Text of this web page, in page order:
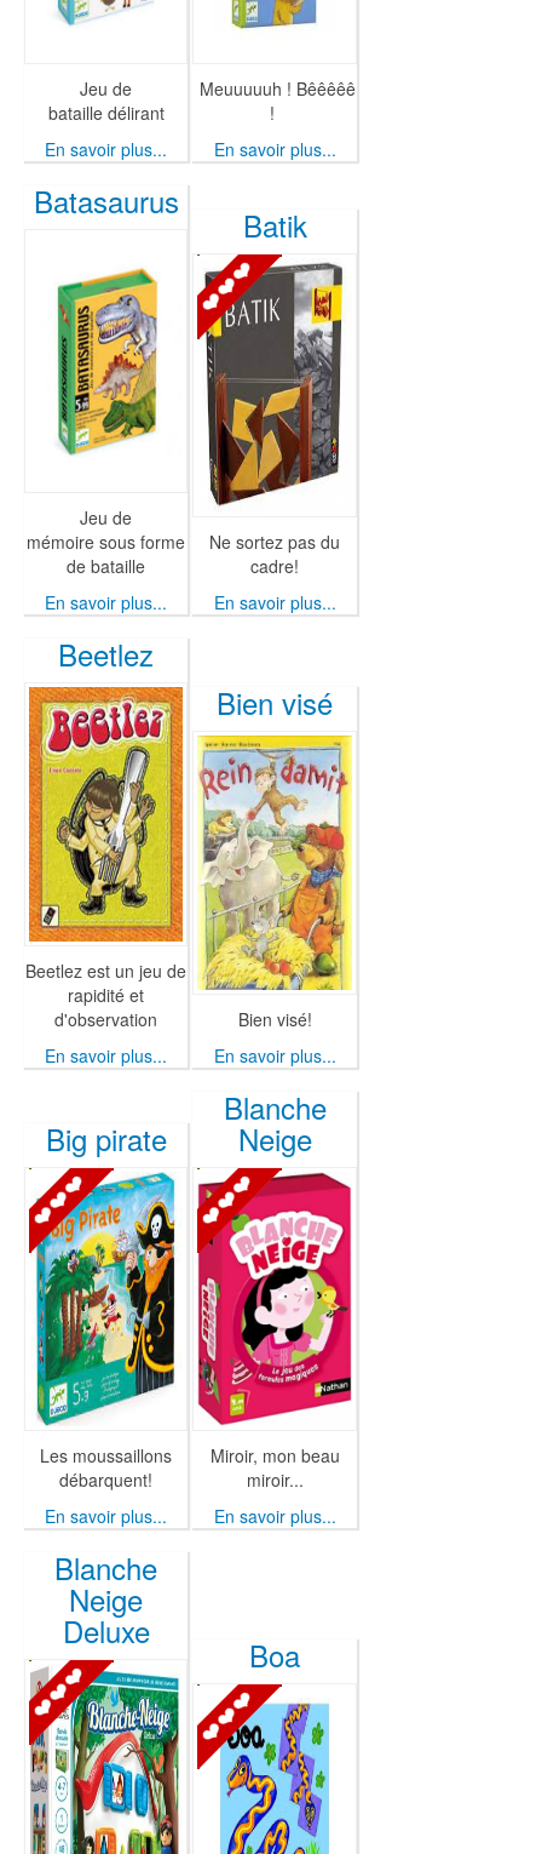
Jeu de
bataille délirant
En savoir plus...
Meuuuuuh ! Bêêêêê
!
En savoir plus...
Batasaurus
Jeu de
mémoire sous forme
de bataille
En savoir plus...
Batik
Ne sortez pas du
cadre!
En savoir plus...
Beetlez
Beetlez est un jeu de
rapidité et
d'observation
En savoir plus...
Bien visé
Bien visé!
En savoir plus...
Big pirate
Les moussaillons
débarquent!
En savoir plus...
Blanche
Neige
Miroir, mon beau
miroir...
En savoir plus...
Blanche
Neige
Deluxe
Boa